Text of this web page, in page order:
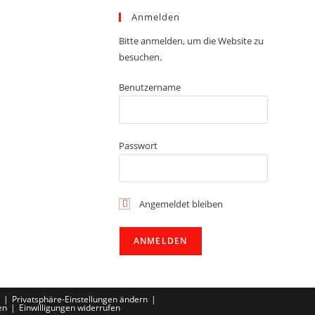
Anmelden
Bitte anmelden, um die Website zu
besuchen.
Benutzername
Passwort
Angemeldet bleiben
Privatsphäre-Einstellungen ändern
Einwilligungen widerrufen